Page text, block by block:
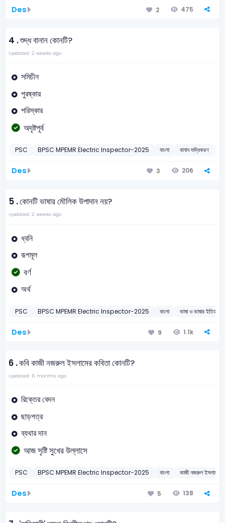
Des 2 475
4 .শুদ্ধ বানান কোনটি?
Updated: 2 weeks ago
সমিচীন
পুরষ্কার
পরিস্কার
অদৃষ্টপূর্ব
PSC BPSC MPEMR Electric Inspector-2025 বাংলা বানান শুদ্ধিকরণ
Des 3 206
5 .কোনটি ভাষার মৌলিক উপাদান নয়?
Updated: 2 weeks ago
ধ্বনি
রূপমূল
বর্ণ
অর্থ
PSC BPSC MPEMR Electric Inspector-2025 বাংলা ভাষা ও ভাষার ইতিহাস
Des 9 1.1k
6 .কবি কাজী নজরুল ইসলামের কবিতা কোনটি?
Updated: 6 months ago
রিক্তের বেদন
ছাড়পত্র
ব্যথার দান
আজ সৃষ্টি সুখের উল্লাসে
PSC BPSC MPEMR Electric Inspector-2025 বাংলা কাজী নজরুল ইসলাম
Des 5 138